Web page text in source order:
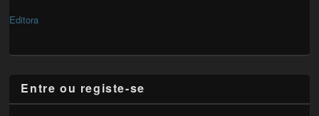
Editora
Entre ou registe-se